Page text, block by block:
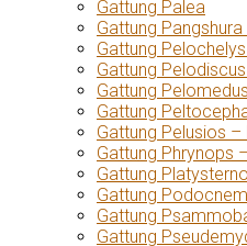
Gattung Palea
Gattung
Gattung
Gattung
Gattung
Gattung
Gattung Pelusios
Gattung Phrynops
Gattung
Gattung
Gattung
Gattung